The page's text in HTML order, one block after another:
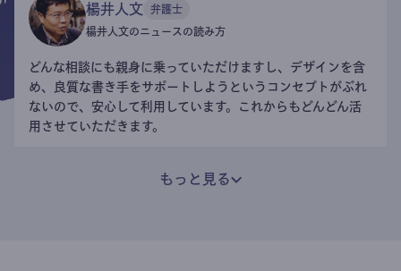
楊井人文 弁護士
楊井人文のニュースの読み方
どんな相談にも親身に乗っていただけますし、デザインを含
め、良質な書き手をサポートしようというコンセプトがぶれ
ないので、安心して利用しています。これからもどんどん活
用させていただきます。
もっと見る